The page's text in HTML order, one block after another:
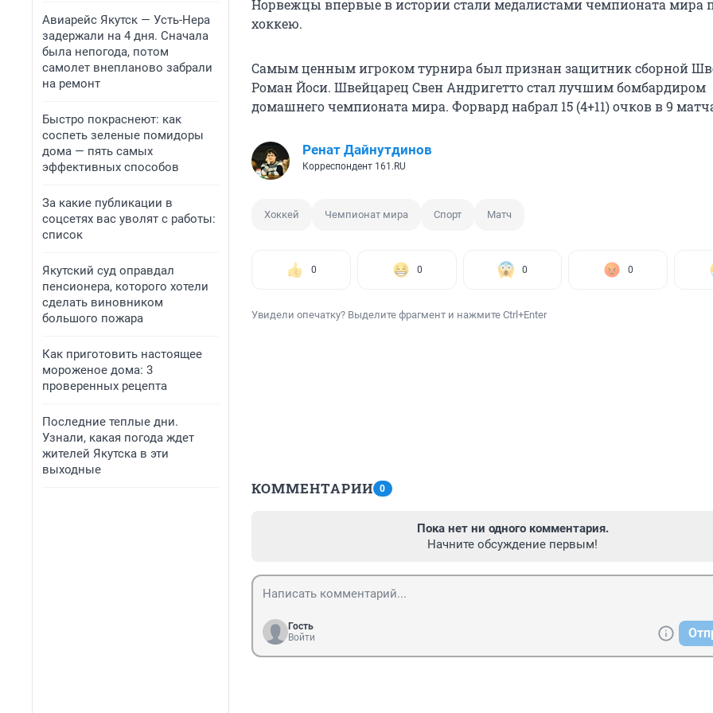
Авиарейс Якутск — Усть-Нера
задержали на 4 дня. Сначала
была непогода, потом
самолет внепланово забрали
на ремонт
Быстро покраснеют: как
соспеть зеленые помидоры
дома — пять самых
эффективных способов
За какие публикации в
соцсетях вас уволят с работы:
список
Якутский суд оправдал
пенсионера, которого хотели
сделать виновником
большого пожара
Как приготовить настоящее
мороженое дома: 3
проверенных рецепта
Последние теплые дни.
Узнали, какая погода ждет
жителей Якутска в эти
выходные
Норвежцы впервые в истории стали медалистами чемпионата мира
хоккею.
Самым ценным игроком турнира был признан защитник сборной
Роман Йоси. Швейцарец Свен Андригетто стал лучшим бомбардиром
домашнего чемпионата мира. Форвард набрал 15 (4+11) очков в 9
Ренат Дайнутдинов
Корреспондент 161.RU
Хоккей Чемпионат мира Спорт Матч
0 0 0 0
Увидели опечатку? Выделите фрагмент и нажмите Ctrl+Enter
КОММЕНТАРИИ 0
Пока нет ни одного комментария.
Начните обсуждение первым!
Гость
Войти